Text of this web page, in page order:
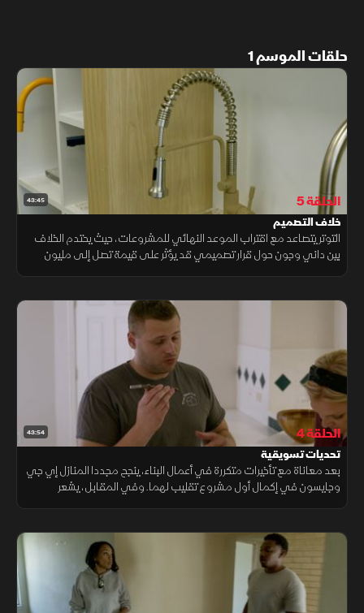
حلقات الموسم 1
43:45 الحلقة 5
خلاف التصميم
التوتر يتصاعد مع اقتراب الموعد النهائي للمشروعات، حيث يحتدم الخلاف
بين داني وجون حول قرار تصميمي قد يؤثر على قيمة تصل إلى مليون
43:54 الحلقة 4
تحديات تسويقية
بعد معاناة مع تأخيرات متكررة في أعمال البناء، ينجح مجددا المنازل إي جي
وجايسون في إكمال أول مشروع تقليب لهما. وفي المقابل، يشعر